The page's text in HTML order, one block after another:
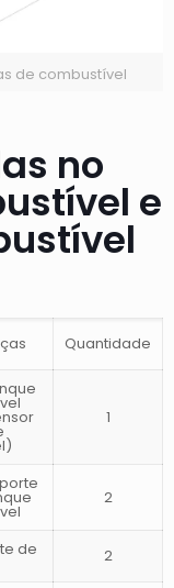
de combustível
no
e
Quantidade
1
2
de 2